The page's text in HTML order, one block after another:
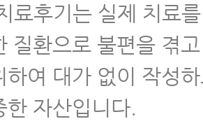
료후기는 실제 치료
질환으로 불편을 겪
하여 대가 없이 작성
한 자산입니다.